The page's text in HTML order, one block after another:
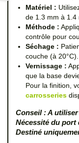
Matériel :
de 1.3 mm à 1.4
Méthode :
contrôle pour
Séchage :
couche (à 20°C).
Vernissage :
que la base
Pour la finition,
carrosseries
Conseil : A
Nécessité du port
Destiné